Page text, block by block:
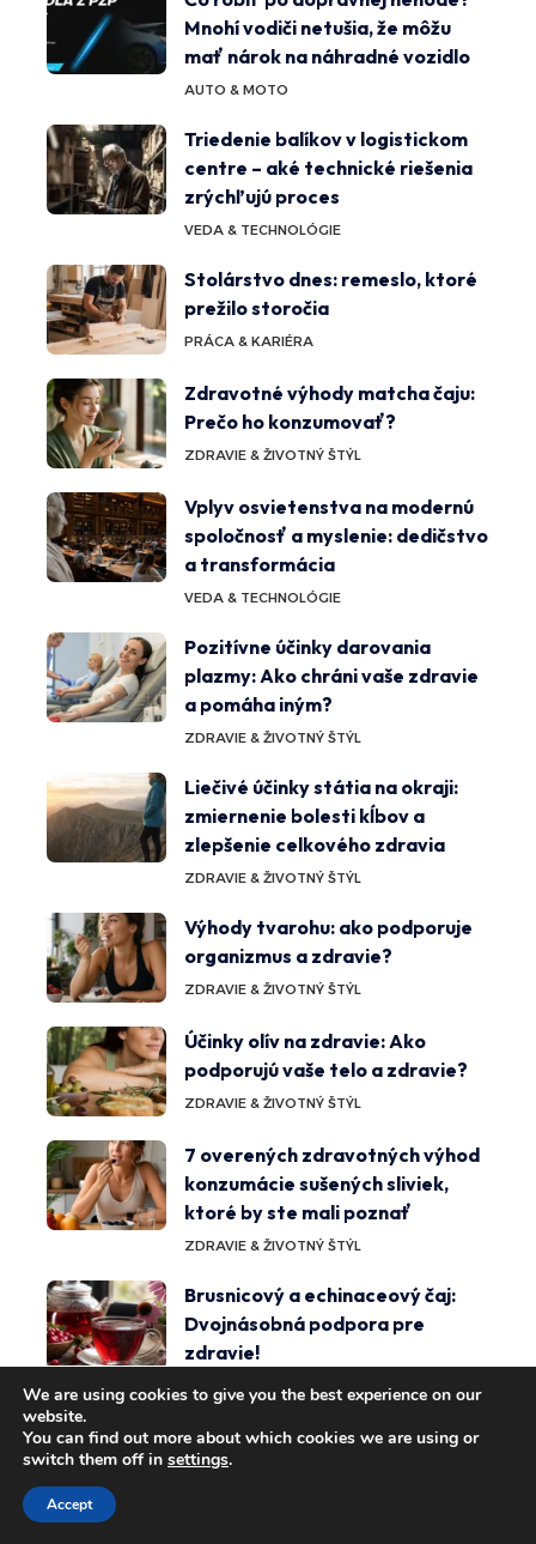
Mnohí vodiči netušia, že môžu
mať nárok na náhradné vozidlo
AUTO & MOTO
Triedenie balíkov v logistickom
centre – aké technické riešenia
zrýchľujú proces
VEDA & TECHNOLÓGIE
Stolárstvo dnes: remeslo, ktoré
prežilo storočia
PRÁCA & KARIÉRA
Zdravotné výhody matcha čaju:
Prečo ho konzumovať?
ZDRAVIE & ŽIVOTNÝ ŠTÝL
Vplyv osvietenstva na modernú
spoločnosť a myslenie: dedičstvo
a transformácia
VEDA & TECHNOLÓGIE
Pozitívne účinky darovania
plazmy: Ako chráni vaše zdravie
a pomáha iným?
ZDRAVIE & ŽIVOTNÝ ŠTÝL
Liečivé účinky státia na okraji:
zmiernenie bolesti kĺbov a
zlepšenie celkového zdravia
ZDRAVIE & ŽIVOTNÝ ŠTÝL
Výhody tvarohu: ako podporuje
organizmus a zdravie?
ZDRAVIE & ŽIVOTNÝ ŠTÝL
Účinky olív na zdravie: Ako
podporujú vaše telo a zdravie?
ZDRAVIE & ŽIVOTNÝ ŠTÝL
7 overených zdravotných výhod
konzumácie sušených sliviek,
ktoré by ste mali poznať
ZDRAVIE & ŽIVOTNÝ ŠTÝL
Brusnicový a echinaceový čaj:
Dvojnásobná podpora pre
zdravie!
ZDRAVIE & ŽIVOTNÝ ŠTÝL
WD-40 a guma: Výhody a
nevýhody pri používaní
We are using cookies to give you the best experience on our
website.
You can find out more about which cookies we are using or
switch them off in settings.
Accept